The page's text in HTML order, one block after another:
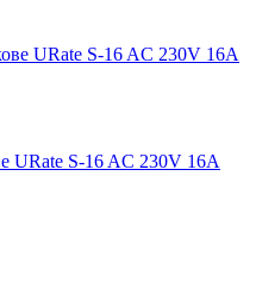
URate S-16 AC 230V 16A